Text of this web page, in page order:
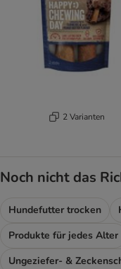
2 Varianten
Noch nicht das
Hundefutter trocken
Produkte für jedes Alter
Ungeziefer- &